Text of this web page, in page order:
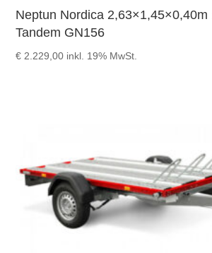
Neptun Nordica 2,63×1,45×0,40m
Tandem GN156
€ 2.229,00 inkl. 19% MwSt.